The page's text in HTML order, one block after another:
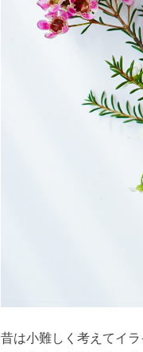
昔は小難しく考えてイ